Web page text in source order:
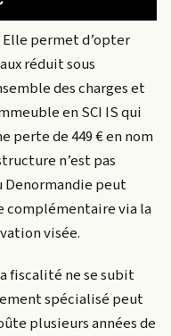
Elle permet d’opter
réduit sous
des charges et
en SCI IS qui
perte de 449 € en nom
n’est pas
Denormandie peut
complémentaire via la
visée.
fiscalité ne se subit
spécialisé peut
plusieurs années de